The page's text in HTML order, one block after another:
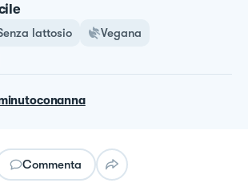
lattosio
Vegana
Commenta